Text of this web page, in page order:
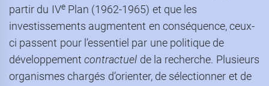
partir du IVePlan (1962-1965) et que les
investissements augmentent en conséquence, ceux-
ci passent pour l’essentiel par une politique de
développementcontractuel de la recherche. Plusieurs
organismes chargés d’orienter, de sélectionner et de